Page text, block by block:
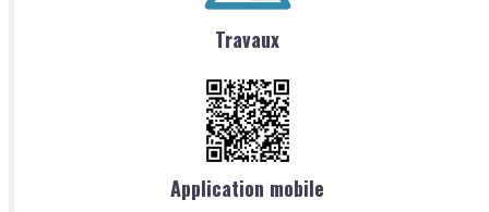
Travaux
Application mobile